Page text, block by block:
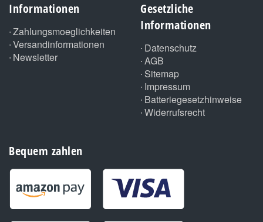
Informationen
Zahlungsmoeglichkeiten
Versandinformationen
Newsletter
Gesetzliche
Informationen
Datenschutz
AGB
Sitemap
Impressum
Batteriegesetzhinweise
Widerrufsrecht
Bequem zahlen